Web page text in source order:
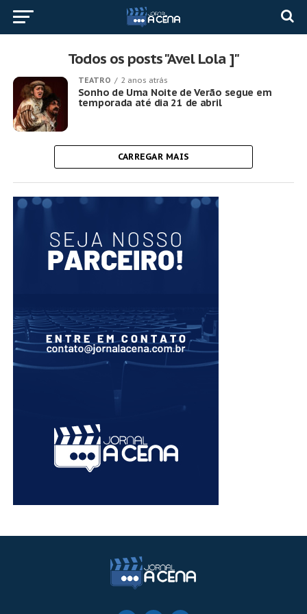
Todos os posts "Avel Lola ]"
TEATRO 2 anos atrás
Sonho de Uma Noite de Verão segue em
temporada até dia 21 de abril
CARREGAR MAIS